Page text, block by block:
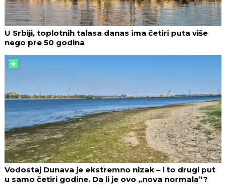
U Srbiji, toplotnih talasa danas ima četiri puta više
nego pre 50 godina
Vodostaj Dunava je ekstremno nizak – i to drugi put
u samo četiri godine. Da li je ovo „nova normala”?